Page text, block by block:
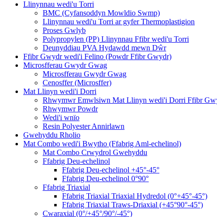
Llinynnau wedi'u Torri
BMC (Cyfansoddyn Mowldio Swmp)
Llinynnau wedi'u Torri ar gyfer Thermoplastigion
Proses Gwlyb
Polypropylen (PP) Llinynnau Ffibr wedi'u Torri
Deunyddiau PVA Hydawdd mewn Dŵr
Ffibr Gwydr wedi'i Felino (Powdr Ffibr Gwydr)
Microsfferau Gwydr Gwag
Microsfferau Gwydr Gwag
Cenosffer (Microsffer)
Mat Llinyn wedi'i Dorri
Rhwymwr Emwlsiwn Mat Llinyn wedi'i Dorri Ffibr
Rhwymwr Powdr
Wedi'i wnïo
Resin Polyester Annirlawn
Gwehyddu Rholio
Mat Combo wedi'i Bwytho (Ffabrig Aml-echelinol)
Mat Combo Crwydrol Gwehyddu
Ffabrig Deu-echelinol
Ffabrig Deu-echelinol +45°-45°
Ffabrig Deu-echelinol 0°90°
Ffabrig Triaxial
Ffabrig Triaxial Triaxial Hydredol (0°+45°-45°)
Ffabrig Triaxial Traws-Driaxial (+45°90°-45°)
Cwaraxial (0°/+45°/90°/-45°)